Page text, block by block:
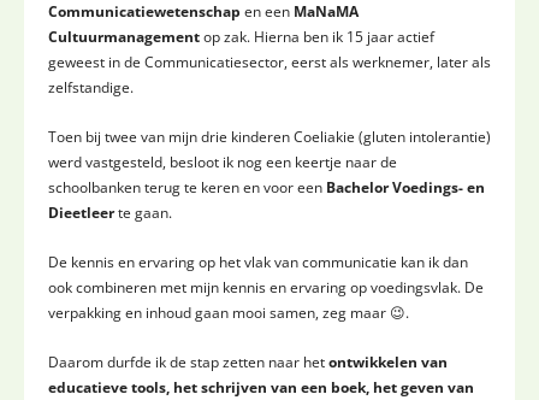
Communicatiewetenschap en een MaNaMA
Cultuurmanagementop zak. Hierna ben ik 15 jaar actief
geweest in de Communicatiesector, eerst als werknemer, later als
zelfstandige.
Toen bij twee van mijn drie kinderen Coeliakie (gluten intolerantie)
werd vastgesteld, besloot ik nog een keertje naar de
schoolbanken terug te keren en voor een Bachelor Voedings- en
Dieetleerte gaan.
De kennis en ervaring op het vlak van communicatie kan ik dan
ook combineren met mijn kennis en ervaring op voedingsvlak. De
verpakking en inhoud gaan mooi samen, zeg maar 😉.
Daarom durfde ik de stap zetten naar hetontwikkelen van
educatieve tools, het schrijven van een boek, het geven van